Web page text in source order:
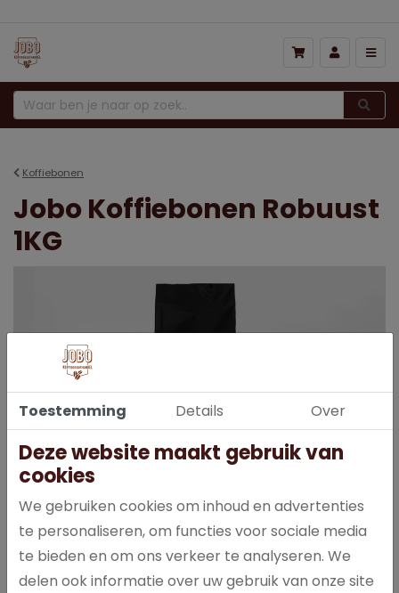
Koffiebonen
Jobo Koffiebonen Robuust
1KG
Een betaalbare koffieblend die perfecte basis smaken bevat.
Een koffie voor een groot publiek die op zoek is naar een
betaalbare koffie maar dan net een stapje beter.
Toestemming Details Over
Deze website maakt gebruik van
cookies
We gebruiken cookies om inhoud en advertenties
te personaliseren, om functies voor sociale media
te bieden en om ons verkeer te analyseren. We
delen ook informatie over uw gebruik van onze site